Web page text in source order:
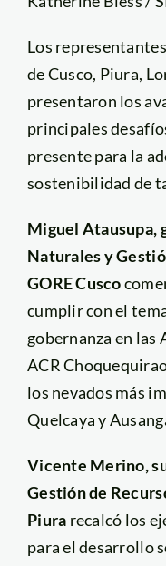
Los
de Cusco, Piura,
presentaron los
principales
presente para la
sostenibilidad de
Miguel Atausupa,
Naturales y
GORE Cusco
cumplir con el
gobernanza en las
ACR
los nevados más
Quelcaya y
Vicente Merino,
Gestión de
Piura recalcó los
para el desarrollo